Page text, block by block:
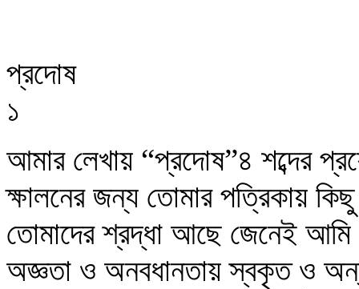
প্রদোষ
১
আমার লেখায় “প্রদোষ”৪ শব্দের
ক্ষালনের জন্য তোমার পত্রিকায়
তোমাদের শ্রদ্ধা আছে জেনেই
অজ্ঞতা ও অনবধানতায় স্বকৃত ও